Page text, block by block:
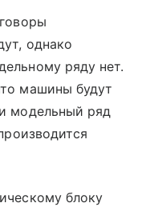
однако
ряду нет.
машины будут
модельный ряд
блоку